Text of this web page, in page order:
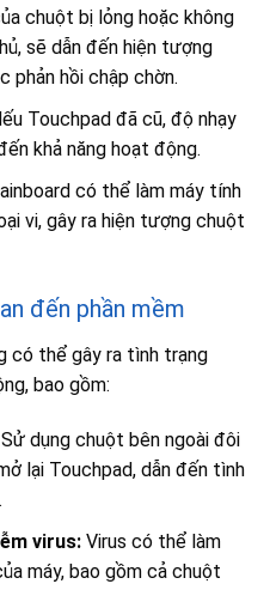
chuột bị lỏng hoặc không
sẽ dẫn đến hiện tượng
phản hồi chập chờn.
Touchpad đã cũ, độ nhạy
khả năng hoạt động.
có thể làm máy tính
vi, gây ra hiện tượng chuột
đến phần mềm
có thể gây ra tình trạng
bao gồm:
dụng chuột bên ngoài đôi
lại Touchpad, dẫn đến tình
virus:Virus có thể làm
máy, bao gồm cả chuột